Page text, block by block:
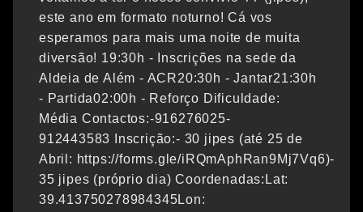
este ano em formato noturno! Cá vos
esperamos para mais uma noite de muita
diversão! 19:30h - Inscrições na sede da
Aldeia de Além - ACR20:30h - Jantar21:30h
- Partida02:00h - Reforço Dificuldade:
Média Contactos:-916276025-
912443583 Inscrição:- 30 jipes (até 25 de
Abril: https://forms.gle/iRQmAphRan9Mj7Vq6)-
35 jipes (próprio dia) Coordenadas:Lat:
39.413750278984345Lon: